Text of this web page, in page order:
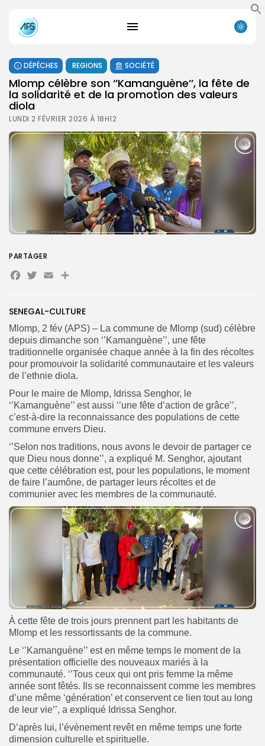
Search
for:
Search
Button
FR
DÉPÊCHES REGIONS SOCIÉTÉ
Mlomp célèbre son ‘’Kamanguène’’, la fête de
la solidarité et de la promotion des valeurs
diola
LUNDI 2 FÉVRIER 2026 À 18H12
SENEGAL-CULTURE
Mlomp, 2 fév (APS) – La commune de Mlomp (sud) célèbre
depuis dimanche son ‘’Kamanguène’’, une fête
traditionnelle organisée chaque année à la fin des récoltes
pour promouvoir la solidarité communautaire et les valeurs
de l’ethnie diola.
Pour le maire de Mlomp, Idrissa Senghor, le
‘’Kamanguène’’ est aussi ‘’une fête d’action de grâce’’,
c’est-à-dire la reconnaissance des populations de cette
commune envers Dieu.
‘’Selon nos traditions, nous avons le devoir de partager ce
que Dieu nous donne’’, a expliqué M. Senghor, ajoutant
que cette célébration est, pour les populations, le moment
de faire l’aumône, de partager leurs récoltes et de
communier avec les membres de la communauté.
À cette fête de trois jours prennent part les habitants de
Mlomp et les ressortissants de la commune.
Le ‘’Kamanguène’’ est en même temps le moment de la
présentation officielle des nouveaux mariés à la
communauté. ‘’Tous ceux qui ont pris femme la même
année sont fêtés. Ils se reconnaissent comme les membres
d’une même ‘génération’ et conservent ce lien tout au long
de leur vie’’, a expliqué Idrissa Senghor.
D’après lui, l’évènement revêt en même temps une forte
dimension culturelle et spirituelle.
PARTAGER
Facebook
Twitter
EmailPartager